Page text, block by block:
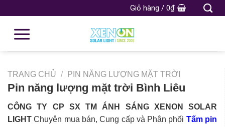
Giỏ hàng / 0₫
TRANG CHỦ / PIN NĂNG LƯỢNG MẶT TRỜI
Pin năng lượng mặt trời Bình Liêu
CÔNG TY CP SX TM ÁNH SÁNG XENON SOLAR
LIGHT Chuyên mua bán, Cung cấp và Phân phối Tấm pin